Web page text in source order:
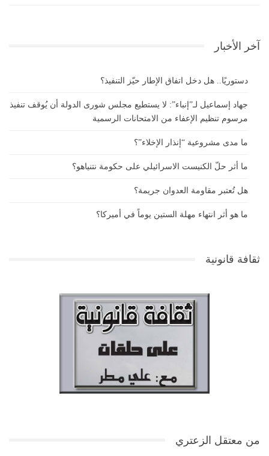
آخر الأخبار
دستوريًا.. هل دخل اتفاق الإطار حيّز التنفيذ؟
جهاد إسماعيل لـ”إنباء”: لا يستطيع مجلس شورى الدولة أن يُوقف تنفيذ
مرسوم تنظيم الإعفاء من الامتحانات الرسمية
ما مدى مشروعية “إنذار الإخلاء”؟
ما أثر حلّ الكنيست الاسرائيلي على حكومة نتنياهو؟
هل تُعتبر مقاومة العدوان جريمة؟
ما هو أثر انتهاء مهلة الستين يوماً في أميركا؟
ثقافة قانونية
من معتقل الزعتري